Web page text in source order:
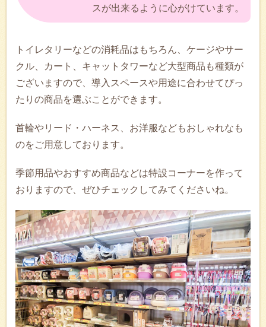
スが出来るように心がけています。
トイレタリーなどの消耗品はもちろん、ケージやサー
クル、カート、キャットタワーなど大型商品も種類が
ございますので、導入スペースや用途に合わせてぴっ
たりの商品を選ぶことができます。
首輪やリード・ハーネス、お洋服などもおしゃれなも
のをご用意しております。
季節用品やおすすめ商品などは特設コーナーを作って
おりますので、ぜひチェックしてみてくださいね。